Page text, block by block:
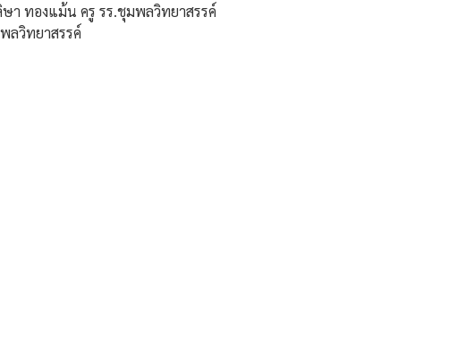
า ทองแม้น ครู รร.ชุมพลวิทยาสรรค์
ลวิทยาสรรค์